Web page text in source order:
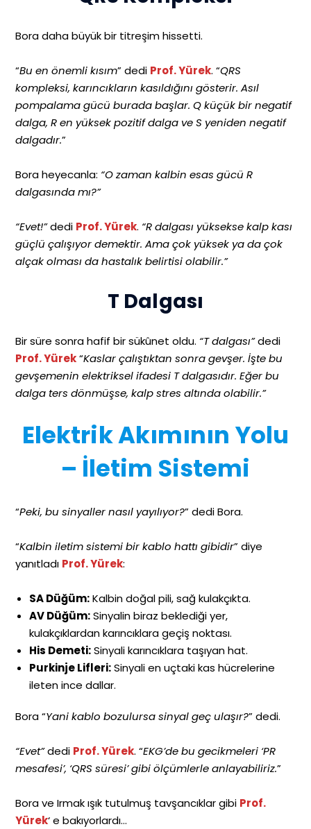
Bora daha büyük bir titreşim hissetti.
“Bu en önemli kısım” dedi Prof. Yürek. “QRS
kompleksi, karıncıkların kasıldığını gösterir. Asıl
pompalama gücü burada başlar. Q küçük bir negatif
dalga, R en yüksek pozitif dalga ve S yeniden negatif
dalgadır.”
Bora heyecanla: “O zaman kalbin esas gücü R
dalgasında mı?”
“Evet!”dedi Prof. Yürek. “R dalgası yüksekse kalp kası
güçlü çalışıyor demektir. Ama çok yüksek ya da çok
alçak olması da hastalık belirtisi olabilir.”
T Dalgası
Bir süre sonra hafif bir sükûnet oldu. “T dalgası”dedi
Prof. Yürek“Kaslar çalıştıktan sonra gevşer. İşte bu
gevşemenin elektriksel ifadesi T dalgasıdır. Eğer bu
dalga ters dönmüşse, kalp stres altında olabilir.”
Elektrik Akımının Yolu
– İletim Sistemi
“Peki, bu sinyaller nasıl yayılıyor?” dedi Bora.
“Kalbin iletim sistemi bir kablo hattı gibidir” diye
yanıtladı Prof. Yürek:
SA Düğüm:Kalbin doğal pili, sağ kulakçıkta.
AV Düğüm:Sinyalin biraz beklediği yer,
kulakçıklardan karıncıklara geçiş noktası.
His Demeti:Sinyali karıncıklara taşıyan hat.
Purkinje Lifleri:Sinyali en uçtaki kas hücrelerine
ileten ince dallar.
Bora “Yani kablo bozulursa sinyal geç ulaşır?” dedi.
“Evet”dedi Prof. Yürek. “EKG’de bu gecikmeleri ‘PR
mesafesi’, ‘QRS süresi’ gibi ölçümlerle anlayabiliriz.”
Bora ve Irmak ışık tutulmuş tavşancıklar gibi Prof.
Yürek‘ e bakıyorlardı…